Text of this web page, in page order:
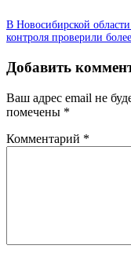
В Новосибирской
контроля проверили
Добавить
Ваш адрес email не
помечены *
Комментарий *